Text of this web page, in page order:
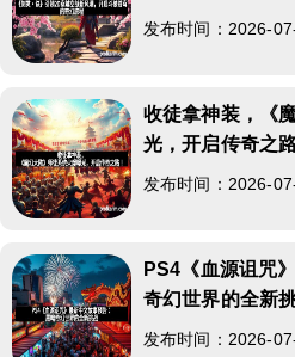
发布时间：2026-
收徒拿神装，《
光，开启传奇之路
发布时间：2026-
PS4《血源诅咒
奇幻世界的全新
发布时间：2026-